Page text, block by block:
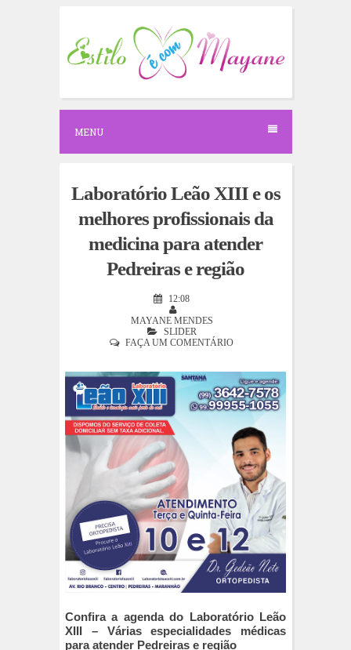
c
o
e
MENU
Laboratório Leão XIII e os
melhores profissionais da
medicina para atender
Pedreiras e região
12:08
MAYANE MENDES
SLIDER
FAÇA UM COMENTÁRIO
Confira a agenda do Laboratório Leão
XIII – Várias especialidades médicas
para atender Pedreiras e região